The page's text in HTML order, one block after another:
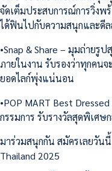
จัดเต็มประสบการณ์การวิ่งพ
ได้ฟินไปกับความสนุกและดี
•Snap & Share – มุมถ่ายรู
ภายในงาน รับรองว่าทุกคน
ยอดไลก์พุ่งแน่นอน
•POP MART Best
กรรมการ รับรางวัลสุดพิเศษ
มาร่วมสนุกกัน สมัครเลยวัน
Thailand 2025